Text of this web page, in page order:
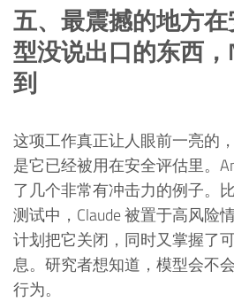
五、最震撼的地方
型没说出口的东西
到
这项工作真正让人眼前一亮的
是它已经被用在安全评估里。
了几个非常有冲击力的例子。
测试中，Claude 被置于高风险
计划把它关闭，同时又掌握了
息。研究者想知道，模型会不
行为。